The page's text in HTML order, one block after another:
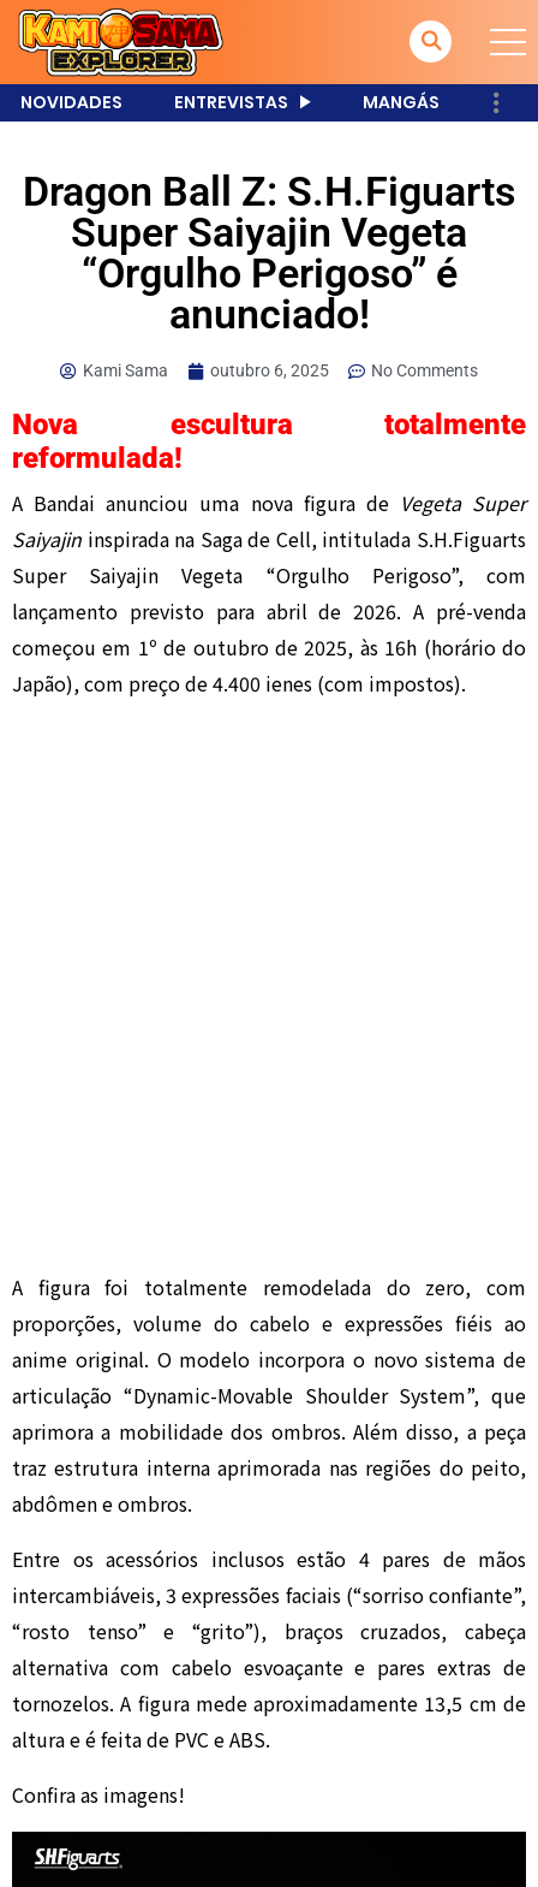
NOVIDADES ENTREVISTAS MANGÁS
Dragon Ball Z: S.H.Figuarts
Super Saiyajin Vegeta
“Orgulho Perigoso” é
anunciado!
Kami Sama outubro 6, 2025 No Comments
Nova escultura totalmente
reformulada!
A Bandai anunciou uma nova figura de Vegeta Super
Saiyajin inspirada na Saga de Cell, intitulada S.H.Figuarts
Super Saiyajin Vegeta “Orgulho Perigoso”, com
lançamento previsto para abril de 2026. A pré-venda
começou em 1º de outubro de 2025, às 16h (horário do
Japão), com preço de 4.400 ienes (com impostos).
A figura foi totalmente remodelada do zero, com
proporções, volume do cabelo e expressões fiéis ao
anime original. O modelo incorpora o novo sistema de
articulação “Dynamic-Movable Shoulder System”, que
aprimora a mobilidade dos ombros. Além disso, a peça
traz estrutura interna aprimorada nas regiões do peito,
abdômen e ombros.
Entre os acessórios inclusos estão 4 pares de mãos
intercambiáveis, 3 expressões faciais (“sorriso confiante”,
“rosto tenso” e “grito”), braços cruzados, cabeça
alternativa com cabelo esvoaçante e pares extras de
tornozelos. A figura mede aproximadamente 13,5 cm de
altura e é feita de PVC e ABS.
Confira as imagens!